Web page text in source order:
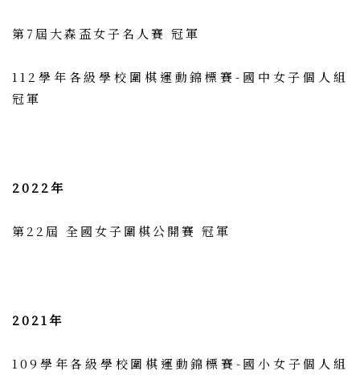
第7屆大森盃女子名人賽 冠軍
112學年各級學校圍棋運動錦標賽-國中女子個人組
冠軍
2022年
第22屆 全國女子圍棋公開賽 冠軍
2021年
109學年各級學校圍棋運動錦標賽-國小女子個人組